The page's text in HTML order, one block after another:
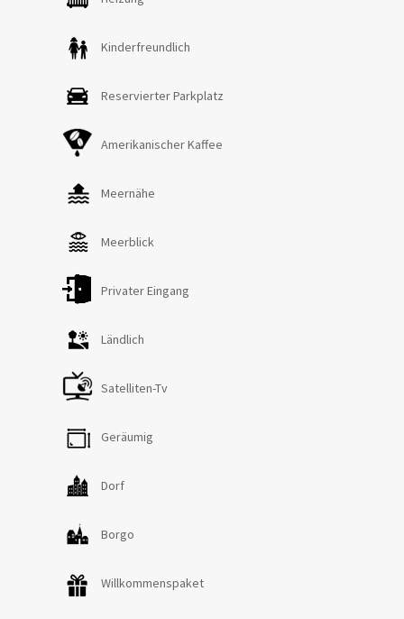
Hauswirtschaftsraum, eine gut ausgestattete Küche mit
Kamin und direktem Zugang zum Garten sowie ein
geräumiges Wohnzimmer mit Kamin, Schlafsofa und
befinden sich außerdem ein Doppelschlafzimmer und ein
Einzelschlafzimmer (auf Anfrage in ein Doppelbett
umwandelbar) mit direktem Zugang zum hinteren Garten.
Doppelschlafzimmer mit eigenem Bad mit Dusche, ein
Badewanne und Duschwand. Klimaanlage im
verfügbar. Die Unterkunft erlaubt maximal ein Haustier.
Kinderfreundlich
Reservierter Parkplatz
Amerikanischer Kaffee
Meernähe
Meerblick
Privater Eingang
Ländlich
Satelliten-Tv
Geräumig
Dorf
Borgo
Willkommenspaket